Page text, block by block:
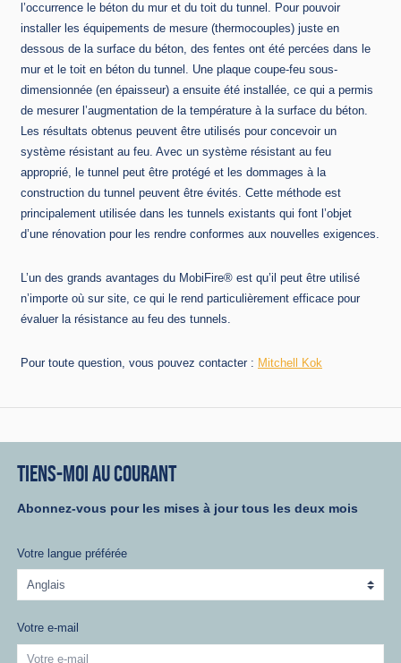
l’occurrence le béton du mur et du toit du tunnel. Pour pouvoir
installer les équipements de mesure (thermocouples) juste en
dessous de la surface du béton, des fentes ont été percées dans le
mur et le toit en béton du tunnel. Une plaque coupe-feu sous-
dimensionnée (en épaisseur) a ensuite été installée, ce qui a permis
de mesurer l’augmentation de la température à la surface du béton.
Les résultats obtenus peuvent être utilisés pour concevoir un
système résistant au feu. Avec un système résistant au feu
approprié, le tunnel peut être protégé et les dommages à la
construction du tunnel peuvent être évités. Cette méthode est
principalement utilisée dans les tunnels existants qui font l’objet
d’une rénovation pour les rendre conformes aux nouvelles exigences.
L’un des grands avantages du MobiFire® est qu’il peut être utilisé
n’importe où sur site, ce qui le rend particulièrement efficace pour
évaluer la résistance au feu des tunnels.
Pour toute question, vous pouvez contacter : Mitchell Kok
TIENS-MOI AU COURANT
Abonnez-vous pour les mises à jour tous les deux mois
Votre langue préférée
Votre e-mail